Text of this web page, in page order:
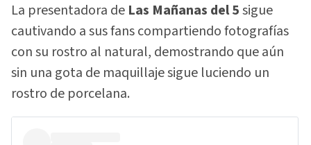
La presentadora de Las Mañanas del 5sigue
cautivando a sus fans compartiendo fotografías
con su rostro al natural, demostrando que aún
sin una gota de maquillaje sigue luciendo un
rostro de porcelana.